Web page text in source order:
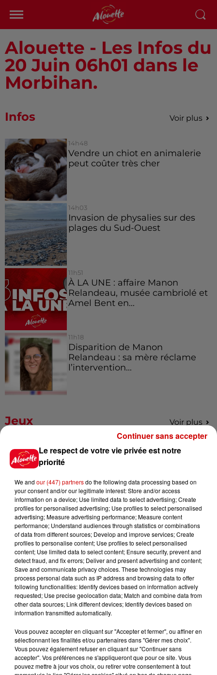
Alouette - Les Infos du
20 Juin 06h01 dans le
Morbihan.
Infos Voir plus
14h48
Vendre un chiot en animalerie
peut coûter très cher
14h03
Invasion de physalies sur des
plages du Sud-Ouest
11h51
À LA UNE : affaire Manon
Relandeau, musée cambriolé et
Amel Bent en...
11h18
Disparition de Manon
Relandeau : sa mère réclame
l’intervention...
Jeux Voir plus
Gagnez vos places pour le
Festival du Roi Arthur 2026 !
Gagnez vos entrées pour le
Musée du Sport Automobile au
Mans !
Alouette vous invite à
Futuroscope Xperiences !
Le Duel - Gagnez votre balade
en jet ski !
Le respect de votre vie privée est notre
priorité
We and our (447) partnersdo the following data processing based on
your consent and/or our legitimate interest: Store and/or access
information on a device; Use limited data to select advertising; Create
profiles for personalised advertising; Use profiles to select personalised
advertising; Measure advertising performance; Measure content
performance; Understand audiences through statistics or combinations
of data from different sources; Develop and improve services; Create
profiles to personalise content; Use profiles to select personalised
content; Use limited data to select content; Ensure security, prevent and
detect fraud, and fix errors; Deliver and present advertising and content;
Save and communicate privacy choices. These technologies may
process personal data such as IP address and browsing data to offer
following functionalities: Identify devices based on information actively
requested; Use precise geolocation data; Match and combine data from
other data sources; Link different devices; Identify devices based on
information transmitted automatically.
Vous pouvez accepter en cliquant sur "Accepter et fermer", ou affiner en
sélectionnant les finalités et/ou partenaires dans "Gérer mes choix".
Vous pouvez également refuser en cliquant sur "Continuer sans
accepter". Vos préférences ne s'appliqueront que pour ce site. Vous
pouvez mettre à jour vos choix, ou retirer votre consentement à tout
Continuer sans accepter